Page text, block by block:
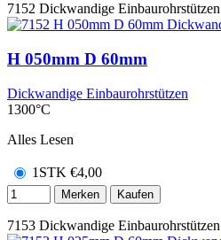
7152 Dickwandige Einbaurohrstützen
H 050mm D 60mm
Dickwandige Einbaurohrstützen
1300°C
Alles Lesen
1STK €4,00
Merken Kaufen
7153 Dickwandige Einbaurohrstützen